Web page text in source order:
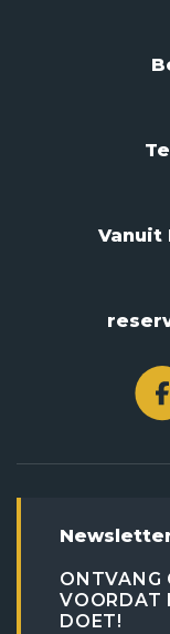
Vanuit
ONTVANG
VOORDAT
DOET!